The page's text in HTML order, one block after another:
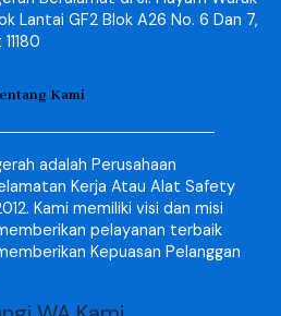
Lantai GF2 Blok A26 No. 6 Dan 7,
Kami
adalah Perusahaan
Kerja Atau Alat Safety
Kami memiliki visi dan misi
pelayanan terbaik
Kepuasan Pelanggan